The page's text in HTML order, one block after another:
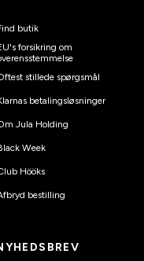
butik
forsikring om
stillede spørgsmål
betalingsløsninger
Jula Holding
Week
Hööks
bestilling